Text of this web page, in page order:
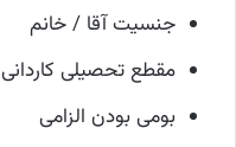
جنسیت آقا / خانم
مقطع تحصیلی
بومی بودن الزامی